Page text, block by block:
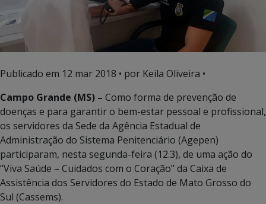
Publicado em 12 mar 2018 • por Keila Oliveira •
Campo Grande (MS) – Como forma de prevenção de
doenças e para garantir o bem-estar pessoal e profissional,
os servidores da Sede da Agência Estadual de
Administração do Sistema Penitenciário (Agepen)
participaram, nesta segunda-feira (12.3), de uma ação do
“Viva Saúde – Cuidados com o Coração” da Caixa de
Assistência dos Servidores do Estado de Mato Grosso do
Sul (Cassems).